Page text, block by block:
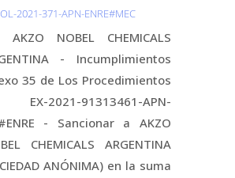
2021-371-APN-ENRE#MEC
NOBEL CHEMICALS
- Incumplimientos
35 de Los Procedimientos
2021-91313461-APN-
- Sancionar a AKZO
CHEMICALS ARGENTINA
ANÓNIMA) en la suma